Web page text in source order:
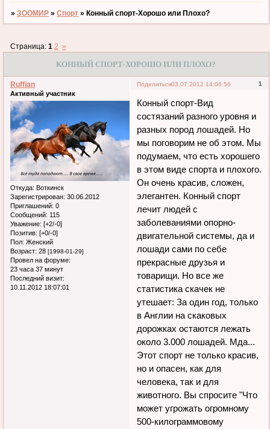
»ЗООМИР »Спорт » Конный спорт-Хорошо или Плохо?
КОННЫЙ СПОРТ-ХОРОШО ИЛИ ПЛОХО?
Страница:1 2 »
Поделиться 1
03.07.2012 14:06:56
Ruffian
Активный участник
Откуда: Воткинск
Зарегистрирован: 30.06.2012
Приглашений: 0
Сообщений: 115
Уважение: [+2/-0]
Позитив: [+0/-0]
Пол: Женский
Возраст: 28 [1998-01-29]
Провел на форуме:
23 часа 37 минут
Последний визит:
10.11.2012 18:07:01
Конный спорт-Вид
состязаний разного уровня и
разных пород лошадей. Но
мы поговорим не об этом. Мы
подумаем, что есть хорошего
в этом виде спорта и плохого.
Он очень красив, сложен,
элегантен. Конный спорт
лечит людей с
заболеваниями опорно-
двигательной системы, да и
лошади сами по себе
прекрасные друзья и
товарищи. Но все же
статистика скачек не
утешает: За один год, только
в Англии на скаковых
дорожках остаются лежать
около 3.000 лошадей. Мда...
Этот спорт не только красив,
но и опасен, как для
человека, так и для
животного. Вы спросите "Что
может угрожать огромному
500-килограммовому